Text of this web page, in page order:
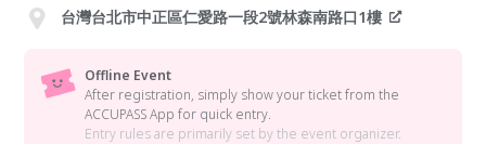
台灣台北市中正區仁愛路一段2號林森南路口1樓
Offline Event
After registration, simply show your ticket from the
ACCUPASS App for quick entry.
Entry rules are primarily set by the event organizer.